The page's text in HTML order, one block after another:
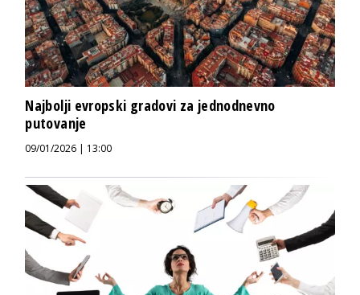
Najbolji evropski gradovi za jednodnevno
putovanje
09/01/2026 | 13:00